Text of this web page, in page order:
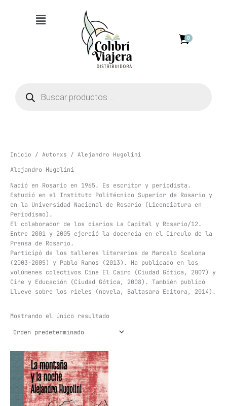
Menú
0
productos
Inicio / Autorxs / Alejandro Hugolini
Alejandro Hugolini
Nació en Rosario en 1965. Es escritor y periodista.
Estudió en el Instituto Politécnico Superior de Rosario y
en la Universidad Nacional de Rosario (Licenciatura en
Periodismo).
El colaborador de los diarios La Capital y Rosario/12.
Entre 2001 y 2005 ejerció la docencia en el Círculo de la
Prensa de Rosario.
Participó de los talleres literarios de Marcelo Scalona
(2003-2005) y Pablo Ramos (2013). Ha publicado en los
volúmenes colectivos Cine El Cairo (Ciudad Gótica, 2007) y
Cine y Educación (Ciudad Gótica, 2008). También publicó
Llueve sobre los rieles (novela, Baltasara Editora, 2014).
Mostrando el único resultado